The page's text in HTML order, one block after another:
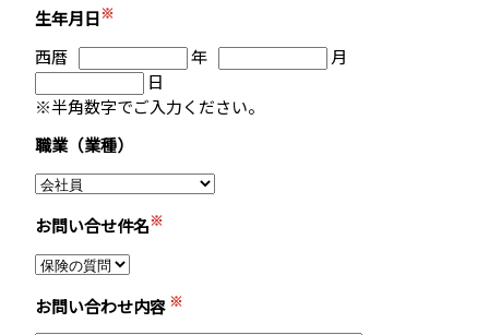
生年月日※
西暦 年
月
日
※半角数字でご入力ください。
職業（業種）
お問い合せ件名※
お問い合わせ内容 ※